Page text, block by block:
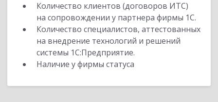
Количество клиентов (договоров ИТС)
на сопровождении у партнера фирмы 1С.
Количество специалистов, аттестованных
на внедрение технологий и решений
системы 1С:Предприятие.
Наличие у фирмы статуса